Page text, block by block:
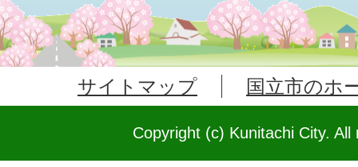
サイトマップ 国立市のホ
Copyright (c) Kunitachi City.